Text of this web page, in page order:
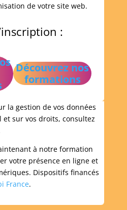
de votre site web.
:
Découvrez nos
formations
la gestion de vos données
et sur vos droits, consultez
à notre formation
votre présence en ligne et
Dispositifs financés
France.